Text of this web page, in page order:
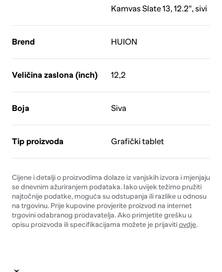
Kamvas Slate 13, 12.2", sivi
Brend HUION
Veličina zaslona (inch) 12,2
Boja Siva
Tip proizvoda Grafički tablet
Cijene i detalji o proizvodima dolaze iz vanjskih izvora i mjenjaju
se dnevnim ažuriranjem podataka. Iako uvijek težimo pružiti
najtočnije podatke, moguća su odstupanja ili razlike u odnosu
na trgovinu. Prije kupovine provjerite proizvod na internet
trgovini odabranog prodavatelja. Ako primjetite grešku u
opisu proizvoda ili specifikacijama možete je prijavitiovdje.